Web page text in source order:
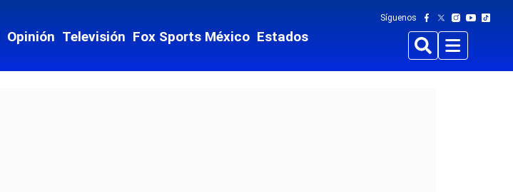
Opinión Televisión Fox Sports México Estados
Síguenos
BuscarMenu